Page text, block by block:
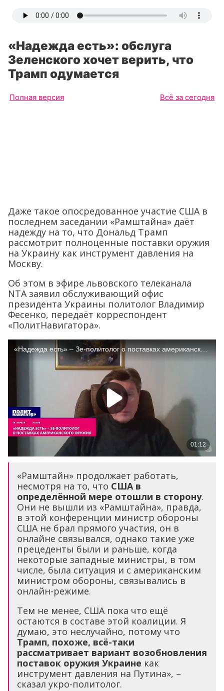
«Надежда есть»: обслуга
Зеленского хочет верить, что
Трамп одумается
Полная версия Всё за сегодня
Даже такое опосредованное участие США в
последнем заседании «Рамштайна» даёт
надежду на то, что Дональд Трамп
рассмотрит полноценные поставки оружия
на Украину как инструмент давления на
Москву.
Об этом в эфире львовского телеканала
NTA заявил обслуживающий офис
президента Украины политолог Владимир
Фесенко, передаёт корреспондент
«ПолитНавигатора».
«Рамштайн» продолжает работать,
несмотря на то, что США в
определённой мере отошли в сторону.
Они не вышли из «Рамштайна», правда,
в этой конференции министр обороны
США не брал прямого участия, он в
онлайне связывался, однако такие уже
прецеденты были и раньше, когда
некоторые западные министры, в том
числе, была ситуация и с американским
министром обороны, связывались в
онлайн-режиме.
Тем не менее, США пока что ещё
остаются в составе этой коалиции. Я
думаю, это неслучайно, потому что
Трамп, похоже, всё-таки
рассматривает вариант возобновления
поставок оружия Украине как
инструмент давления на Путина», –
сказал укро-политолог.